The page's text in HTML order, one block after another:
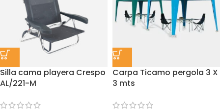
Silla cama playera Crespo
AL/221-M
Carpa Ticamo pergola 3 X
3 mts